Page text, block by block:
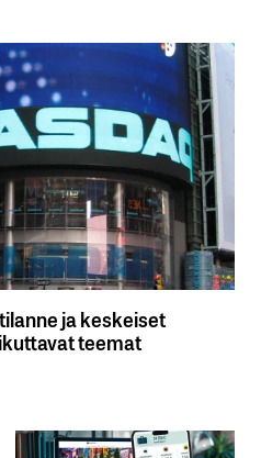
ja keskeiset
teemat